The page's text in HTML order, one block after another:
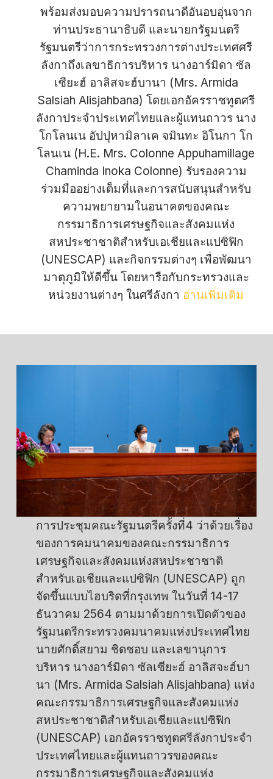
พร้อมส่งมอบความปรารถนาดีอันอบอุ่นจาก
ท่านประธานาธิบดี และนายกรัฐมนตรี
รัฐมนตรีว่าการกระทรวงการต่างประเทศศรี
ลังกาถึงเลขาธิการบริหาร นางอาร์มิดา ซัล
เซียะฮ์ อาลิสจะฮ์บานา (Mrs. Armida
Salsiah Alisjahbana) โดยเอกอัครราชทูตศรี
ลังกาประจำประเทศไทยและผู้แทนถาวร นาง
โกโลนเน อัปปุหามิลาเค จมินทะ อิโนกา โก
โลนเน (H.E. Mrs. Colonne Appuhamillage
Chaminda Inoka Colonne) รับรองความ
ร่วมมืออย่างเต็มที่และการสนับสนุนสำหรับ
ความพยายามในอนาคตของคณะ
กรรมาธิการเศรษฐกิจและสังคมแห่ง
สหประชาชาติสำหรับเอเชียและแปซิฟิก
(UNESCAP) และกิจกรรมต่างๆ เพื่อพัฒนา
มาตุภูมิให้ดีขึ้น โดยหารือกับกระทรวงและ
หน่วยงานต่างๆ ในศรีลังกา อ่านเพิ่มเติม
การประชุมคณะรัฐมนตรีครั้งที่4 ว่าด้วยเรื่อง
ของการคมนาคมของคณะกรรมาธิการ
เศรษฐกิจและสังคมแห่งสหประชาชาติ
สำหรับเอเชียและแปซิฟิก (UNESCAP) ถูก
จัดขึ้นแบบไฮบริดที่กรุงเทพ ในวันที่ 14-17
ธันวาคม 2564 ตามมาด้วยการเปิดตัวของ
รัฐมนตรีกระทรวงคมนาคมแห่งประเทศไทย
นายศักดิ์สยาม ชิดชอบ และเลขานุการ
บริหาร นางอาร์มิดา ซัลเซียะฮ์ อาลิสจะฮ์บา
นา (Mrs. Armida Salsiah Alisjahbana) แห่ง
คณะกรรมาธิการเศรษฐกิจและสังคมแห่ง
สหประชาชาติสำหรับเอเชียและแปซิฟิก
(UNESCAP) เอกอัครราชทูตศรีลังกาประจำ
ประเทศไทยและผู้แทนถาวรของคณะ
กรรมาธิการเศรษฐกิจและสังคมแห่ง